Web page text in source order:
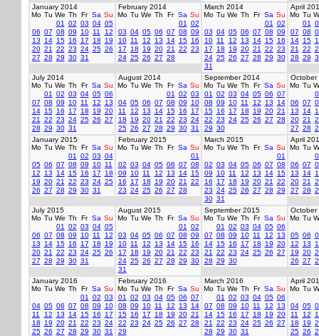
January 2014
Mo Tu We Th Fr Sa Su
01
02 03 04 05
06 07 08 09 10 11
12
13
14 15 16 17 18
19
20 21 22 23 24 25 26
27 28 29 30 31
February 2014
Mo Tu We Th Fr Sa Su
01
02
03 04 05 06 07 08 09
10 11 12 13 14 15 16
17
18 19 20 21 22 23
24 25 26 27 28
March 2014
Mo Tu We Th Fr Sa Su
01
02
03 04 05 06 07 08 09
10 11 12 13 14 15 16
17
18 19 20 21 22 23
24 25 26 27 28 29 30
31
April
Mo Tu
01
07 08
14 15
21
22
28 29
July 2014
Mo Tu We Th Fr Sa Su
01
02 03 04 05 06
07 08 09 10 11 12
13
14 15 16 17 18 19 20
21
22 23 24 25 26 27
28 29 30 31
August 2014
Mo Tu We Th Fr Sa Su
01
02 03
04 05 06 07 08 09
10
11
12 13 14 15 16
17
18
19 20 21 22 23 24
25 26 27 28 29 30 31
September 2014
Mo Tu We Th Fr Sa Su
01
02 03 04 05 06 07
08 09 10 11 12 13
14
15 16 17 18 19 20 21
22 23 24 25 26 27 28
29 30
October
Mo Tu
06 07
13
14
20 21
27 28
January 2015
Mo Tu We Th Fr Sa Su
01
02 03 04
05 06 07 08 09 10 11
12
13 14 15 16 17
18
19 20 21 22 23 24 25
26 27 28 29 30 31
February 2015
Mo Tu We Th Fr Sa Su
01
02 03 04 05 06 07 08
09
10 11 12 13 14 15
16
17 18 19 20 21
22
23 24 25 26 27 28
March 2015
Mo Tu We Th Fr Sa Su
01
02 03 04 05 06 07 08
09
10 11 12 13 14 15
16
17 18 19 20 21
22
23 24 25 26 27 28 29
30 31
April
Mo Tu
06 07
13
14
20 21
27 28
July 2015
Mo Tu We Th Fr Sa Su
01
02 03 04 05
06 07 08 09 10 11
12
13
14 15 16 17 18
19
20 21 22 23 24 25 26
27 28 29 30 31
August 2015
Mo Tu We Th Fr Sa Su
01
02
03 04 05 06 07 08 09
10 11 12 13 14 15 16
17
18 19 20 21 22 23
24 25 26 27 28 29 30
31
September 2015
Mo Tu We Th Fr Sa Su
01
02 03 04 05 06
07 08 09 10 11 12
13
14 15 16 17 18 19 20
21
22 23 24 25 26 27
28 29 30
October
Mo Tu
05 06
12
13
19 20
26 27
January 2016
Mo Tu We Th Fr Sa Su
01
02 03
04 05 06 07 08 09
10
11
12 13 14 15 16
17
18
19 20 21 22 23 24
25 26 27 28 29 30 31
February 2016
Mo Tu We Th Fr Sa Su
01
02 03 04 05 06 07
08 09 10 11 12 13
14
15 16 17 18 19 20 21
22 23 24 25 26 27 28
29
March 2016
Mo Tu We Th Fr Sa Su
01
02 03 04 05 06
07 08 09 10 11 12
13
14 15 16 17 18 19 20
21
22 23 24 25 26 27
28 29 30 31
April
Mo Tu
04 05
11
12
18
19
25 26